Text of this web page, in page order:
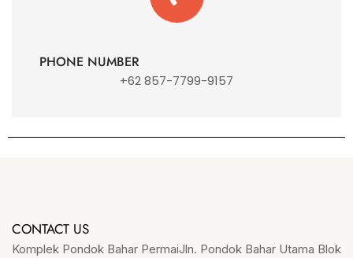
PHONE NUMBER
+62 857-7799-9157
CONTACT US
Komplek Pondok Bahar PermaiJln. Pondok Bahar Utama Blok